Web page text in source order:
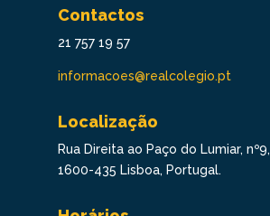
Contactos
21 757 19 57
informacoes@realcolegio.pt
Localização
Rua Direita ao Paço do Lumiar, nº9,
1600-435 Lisboa, Portugal.